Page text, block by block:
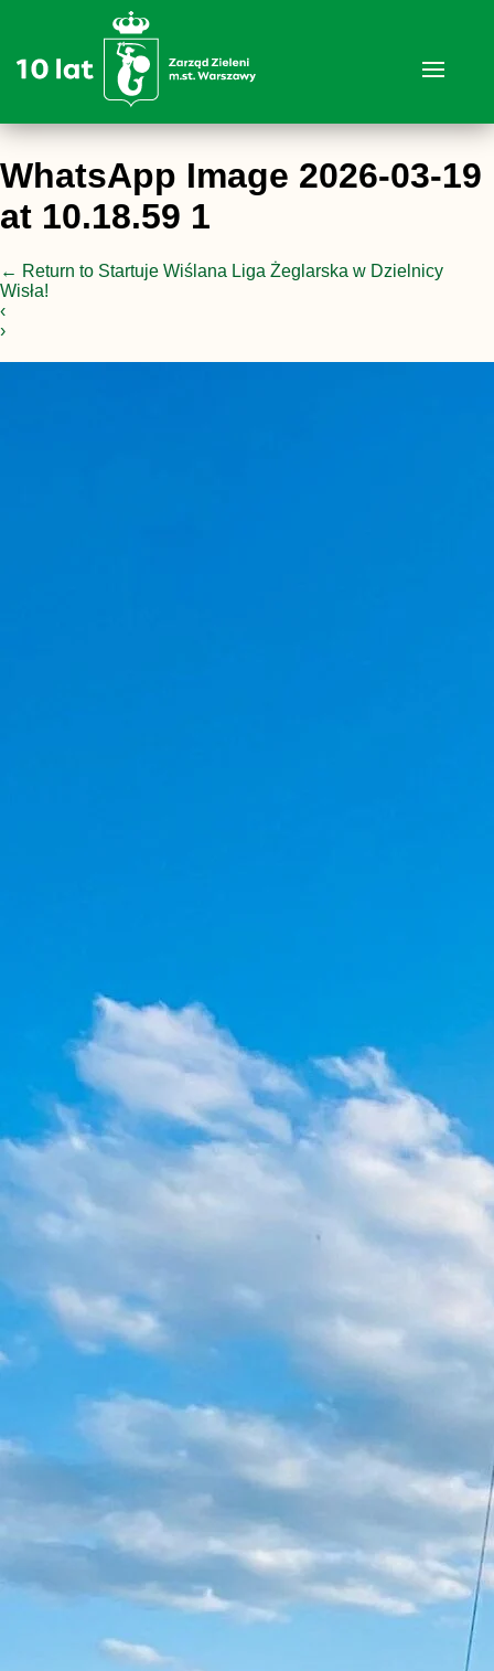
WhatsApp Image 2026-03-19
at 10.18.59 1
← Return to Startuje Wiślana Liga Żeglarska w Dzielnicy
Wisła!
‹
›